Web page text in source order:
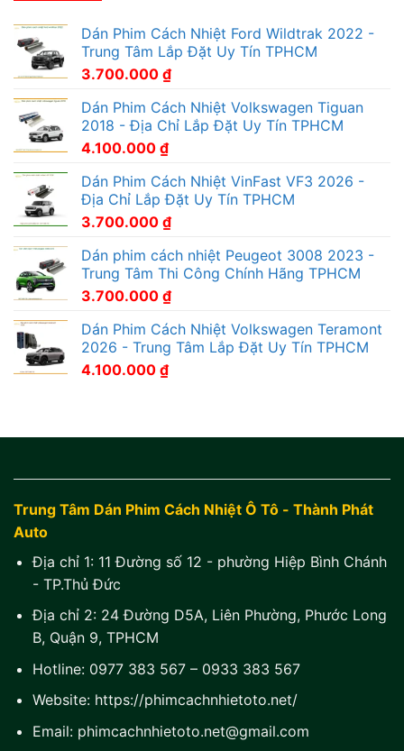
Dán Phim Cách Nhiệt Ford Wildtrak 2022 -
Trung Tâm Lắp Đặt Uy Tín TPHCM
3.700.000 ₫
Dán Phim Cách Nhiệt Volkswagen Tiguan
2018 - Địa Chỉ Lắp Đặt Uy Tín TPHCM
4.100.000 ₫
Dán Phim Cách Nhiệt VinFast VF3 2026 -
Địa Chỉ Lắp Đặt Uy Tín TPHCM
3.700.000 ₫
Dán phim cách nhiệt Peugeot 3008 2023 -
Trung Tâm Thi Công Chính Hãng TPHCM
3.700.000 ₫
Dán Phim Cách Nhiệt Volkswagen Teramont
2026 - Trung Tâm Lắp Đặt Uy Tín TPHCM
4.100.000 ₫
Trung Tâm Dán Phim Cách Nhiệt Ô Tô - Thành Phát
Auto
Địa chỉ 1: 11 Đường số 12 - phường Hiệp Bình Chánh
- TP.Thủ Đức
Địa chỉ 2: 24 Đường D5A, Liên Phường, Phước Long
B, Quận 9, TPHCM
Hotline: 0977 383 567– 0933 383 567
Website: https://phimcachnhietoto.net/
Email: phimcachnhietoto.net@gmail.com